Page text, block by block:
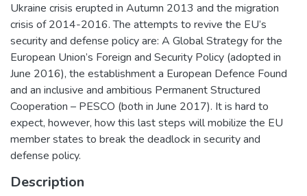
Ukraine crisis erupted in Autumn 2013 and the migration
crisis of 2014-2016. The attempts to revive the EU’s
security and defense policy are: A Global Strategy for the
European Union’s Foreign and Security Policy (adopted in
June 2016), the establishment a European Defence Found
and an inclusive and ambitious Permanent Structured
Cooperation – PESCO (both in June 2017). It is hard to
expect, however, how this last steps will mobilize the EU
member states to break the deadlock in security and
defense policy.
Description